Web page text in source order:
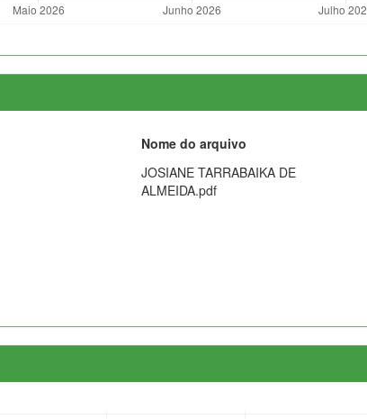
Nome do arquivo
JOSIANE TARRABAIKA DE
ALMEIDA.pdf